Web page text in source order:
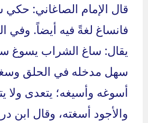
قال الإمام الصاغاني: حكي
فانساغ لغةً فيه أيضاً. وفي
يقال: ساغ الشراب يسوغ
سهل مدخله في الحلق
أسوغه وأسيغه؛ يتعدى ولا
والأجود أسغته، وقال ابن